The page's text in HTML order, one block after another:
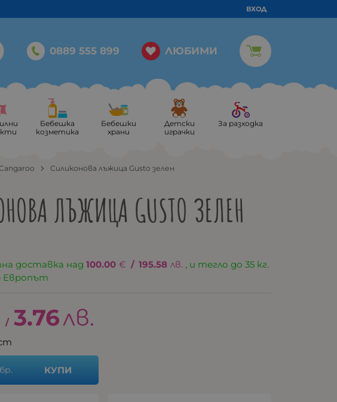
ВХОД
0889 555 899 ЛЮБИМИ
Бебешка
козметика
Бебешки
храни
Детски
играчки
За разходка
Силиконова лъжица Gusto зелен
ЛЪЖИЦА GUSTO ЗЕЛЕН
доставка над100.00 € / 195.58 лв. , и тегло до 35 кг.
Европът
/ 3.76лв.
бр. КУПИ